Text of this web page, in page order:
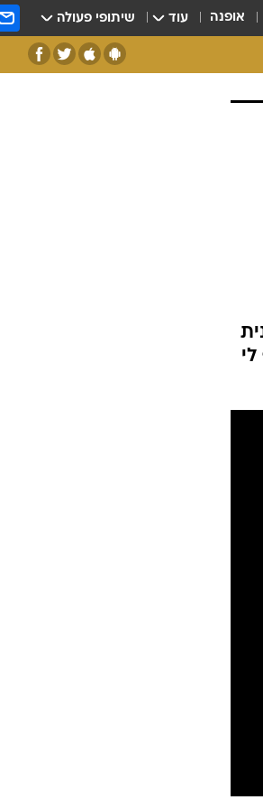
אופנה עוד שיתופי פעולה